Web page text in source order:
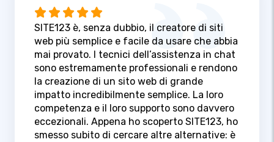
SITE123 è, senza dubbio, il creatore di siti
web più semplice e facile da usare che abbia
mai provato. I tecnici dell’assistenza in chat
sono estremamente professionali e rendono
la creazione di un sito web di grande
impatto incredibilmente semplice. La loro
competenza e il loro supporto sono davvero
eccezionali. Appena ho scoperto SITE123, ho
smesso subito di cercare altre alternative: è